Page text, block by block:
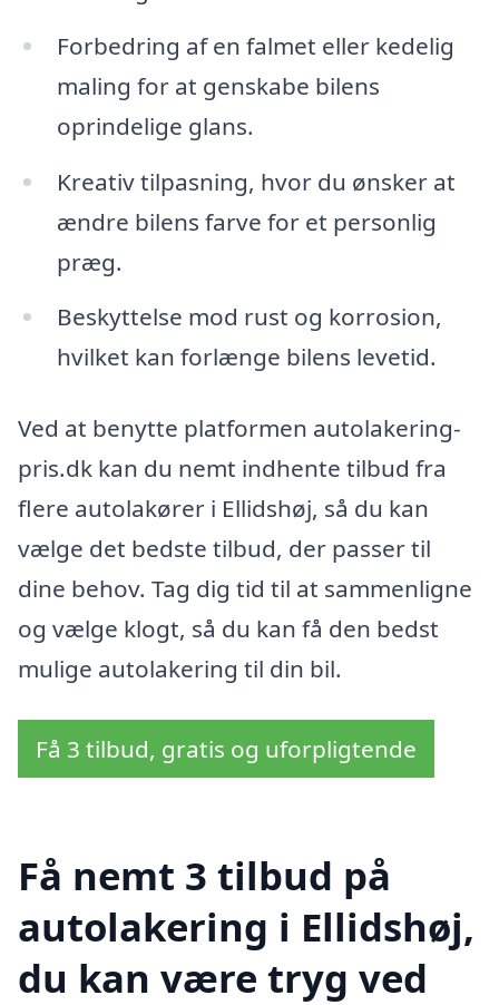
Forbedring af en falmet eller kedelig
maling for at genskabe bilens
oprindelige glans.
Kreativ tilpasning, hvor du ønsker at
ændre bilens farve for et personlig
præg.
Beskyttelse mod rust og korrosion,
hvilket kan forlænge bilens levetid.
Ved at benytte platformen autolakering-
pris.dk kan du nemt indhente tilbud fra
flere autolakører i Ellidshøj, så du kan
vælge det bedste tilbud, der passer til
dine behov. Tag dig tid til at sammenligne
og vælge klogt, så du kan få den bedst
mulige autolakering til din bil.
Få 3 tilbud, gratis og uforpligtende
Få nemt 3 tilbud på
autolakering i Ellidshøj,
du kan være tryg ved